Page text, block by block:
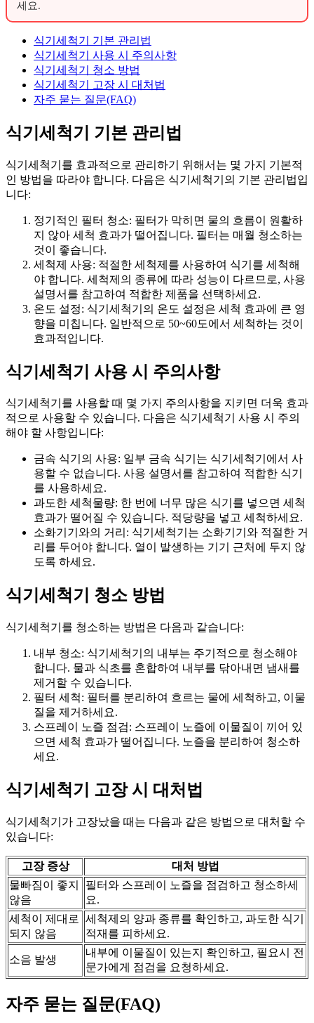
세요.
식기세척기 기본 관리법
식기세척기 사용 시 주의사항
식기세척기 청소 방법
식기세척기 고장 시 대처법
자주 묻는 질문(FAQ)
식기세척기 기본 관리법
식기세척기를 효과적으로 관리하기 위해서는 몇 가지 기본적
인 방법을 따라야 합니다. 다음은 식기세척기의 기본 관리법입
니다:
정기적인 필터 청소: 필터가 막히면 물의 흐름이 원활하
지 않아 세척 효과가 떨어집니다. 필터는 매월 청소하는
것이 좋습니다.
세척제 사용: 적절한 세척제를 사용하여 식기를 세척해
야 합니다. 세척제의 종류에 따라 성능이 다르므로, 사용
설명서를 참고하여 적합한 제품을 선택하세요.
온도 설정: 식기세척기의 온도 설정은 세척 효과에 큰 영
향을 미칩니다. 일반적으로 50~60도에서 세척하는 것이
효과적입니다.
식기세척기 사용 시 주의사항
식기세척기를 사용할 때 몇 가지 주의사항을 지키면 더욱 효과
적으로 사용할 수 있습니다. 다음은 식기세척기 사용 시 주의
해야 할 사항입니다:
금속 식기의 사용: 일부 금속 식기는 식기세척기에서 사
용할 수 없습니다. 사용 설명서를 참고하여 적합한 식기
를 사용하세요.
과도한 세척물량: 한 번에 너무 많은 식기를 넣으면 세척
효과가 떨어질 수 있습니다. 적당량을 넣고 세척하세요.
소화기기와의 거리: 식기세척기는 소화기기와 적절한 거
리를 두어야 합니다. 열이 발생하는 기기 근처에 두지 않
도록 하세요.
식기세척기 청소 방법
식기세척기를 청소하는 방법은 다음과 같습니다:
내부 청소: 식기세척기의 내부는 주기적으로 청소해야
합니다. 물과 식초를 혼합하여 내부를 닦아내면 냄새를
제거할 수 있습니다.
필터 세척: 필터를 분리하여 흐르는 물에 세척하고, 이물
질을 제거하세요.
스프레이 노즐 점검: 스프레이 노즐에 이물질이 끼어 있
으면 세척 효과가 떨어집니다. 노즐을 분리하여 청소하
세요.
식기세척기 고장 시 대처법
식기세척기가 고장났을 때는 다음과 같은 방법으로 대처할 수
있습니다:
고장 증상
대처 방법
물빠짐이 좋지
않음
필터와 스프레이 노즐을 점검하고 청소하세
요.
세척이 제대로
되지 않음
세척제의 양과 종류를 확인하고, 과도한 식기
적재를 피하세요.
소음 발생
내부에 이물질이 있는지 확인하고, 필요시 전
문가에게 점검을 요청하세요.
자주 묻는 질문(FAQ)